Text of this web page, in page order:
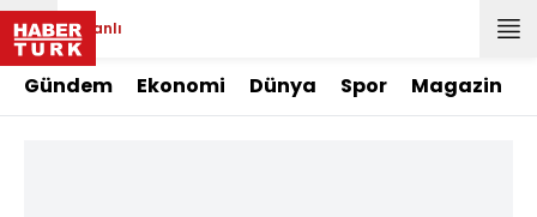
Canlı
Gündem Ekonomi Dünya Spor Magazin